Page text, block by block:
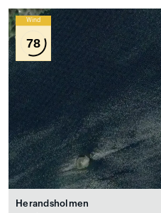
Wind
78
Herandsholmen